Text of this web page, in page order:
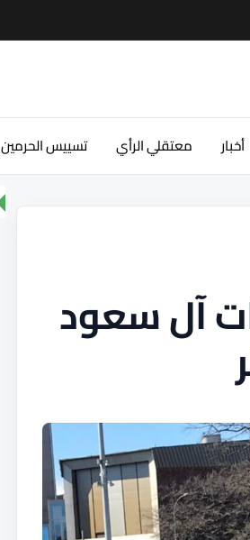
أخبار معتقلي الرأي تسييس الحرمين
آل سعود